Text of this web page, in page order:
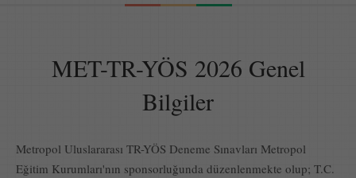
MET-TR-YÖS 2026 Genel
Bilgiler
Metropol Uluslararası TR-YÖS Deneme Sınavları Metropol
Eğitim Kurumları'nın sponsorluğunda düzenlenmekte olup; T.C.